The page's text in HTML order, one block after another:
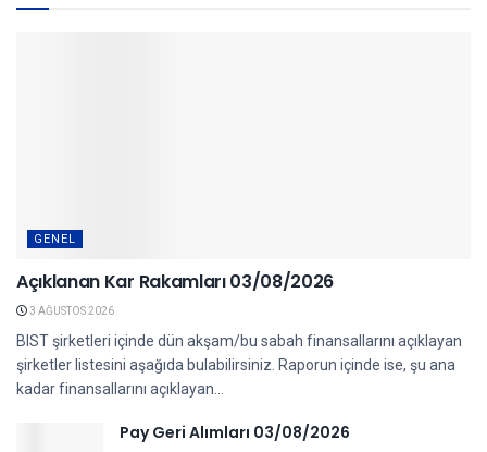
GENEL
Açıklanan Kar Rakamları 03/08/2026
3 AĞUSTOS 2026
BIST şirketleri içinde dün akşam/bu sabah finansallarını açıklayan
şirketler listesini aşağıda bulabilirsiniz. Raporun içinde ise, şu ana
kadar finansallarını açıklayan...
Pay Geri Alımları 03/08/2026